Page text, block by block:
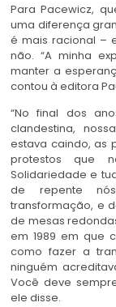
Para Pacewicz,
uma diferença
é mais racional –
não. “A minha
manter a
contou à editora
“No final dos
clandestina,
estava caindo, as
protestos que
Solidariedade e
de repente
transformação, e
de mesas
em 1989 em que
como fazer a
ninguém
Você deve
ele disse.